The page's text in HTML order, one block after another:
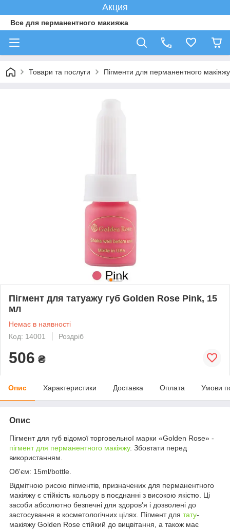
Акция
Все для перманентного макияжа
Товари та послуги Пігменти для перманентного макіяжу
Пігмент для татуажу губ Golden Rose Pink, 15
мл
Немає в наявності
Код: 14001
Роздріб
506 ₴
Опис Характеристики Доставка Оплата Умови
Опис
Пігмент для губ відомої торговельної марки «Golden Rose» -
пігмент для перманентного макіяжу. Збовтати перед
використанням.
Об'єм: 15ml/bottle.
Відмітною рисою пігментів, призначених для перманентного
макіяжу є стійкість кольору в поєднанні з високою якістю. Ці
засоби абсолютно безпечні для здоров'я і дозволені до
застосування в косметологічних цілях. Пігмент для тату-
макіяжу Golden Rose стійкий до вицвітання, а також має